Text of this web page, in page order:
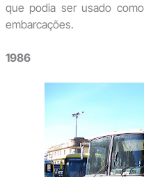
que podia ser usado
embarcações.
1986